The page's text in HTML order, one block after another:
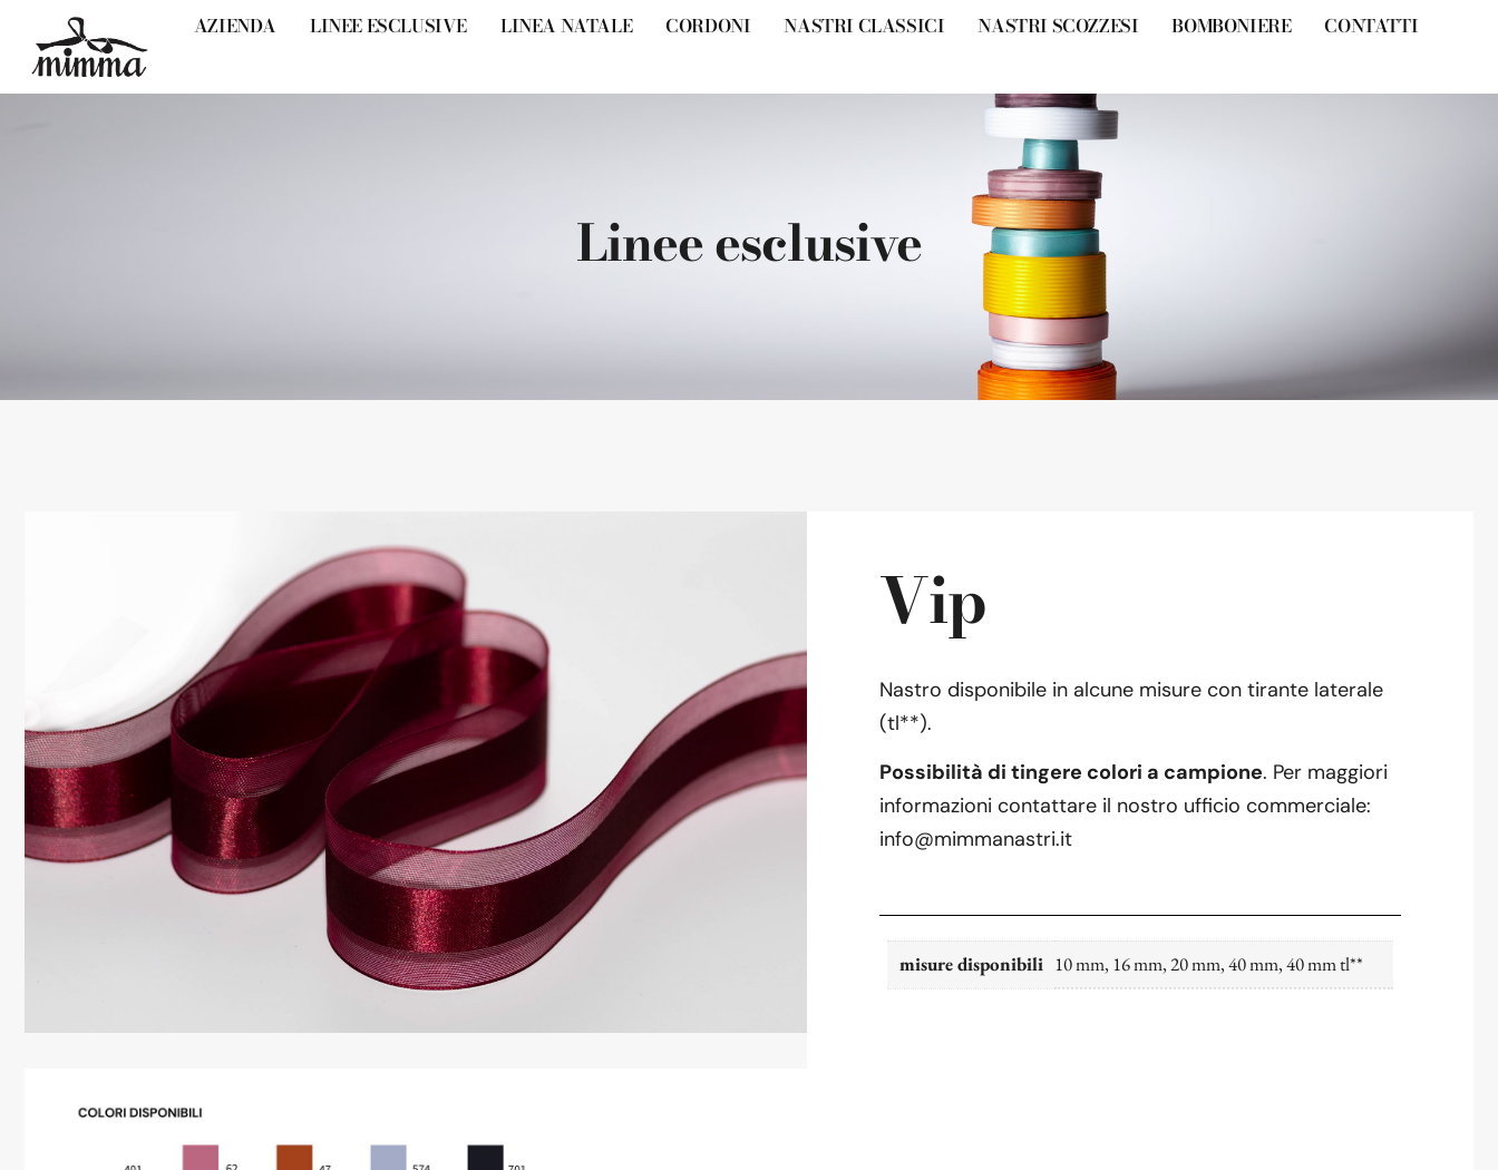
AZIENDA LINEE ESCLUSIVE LINEA NATALE CORDONI NASTRI CLASSICI NASTRI SCOZZESI BOMBONIERE CONTATTI
Linee esclusive
Vip
Nastro disponibile in alcune misure con tirante laterale
(tl**).
Possibilità di tingere colori a campione. Per maggiori
informazioni contattare il nostro ufficio commerciale:
info@mimmanastri.it
misure disponibili 10 mm, 16 mm, 20 mm, 40 mm, 40 mm tl**